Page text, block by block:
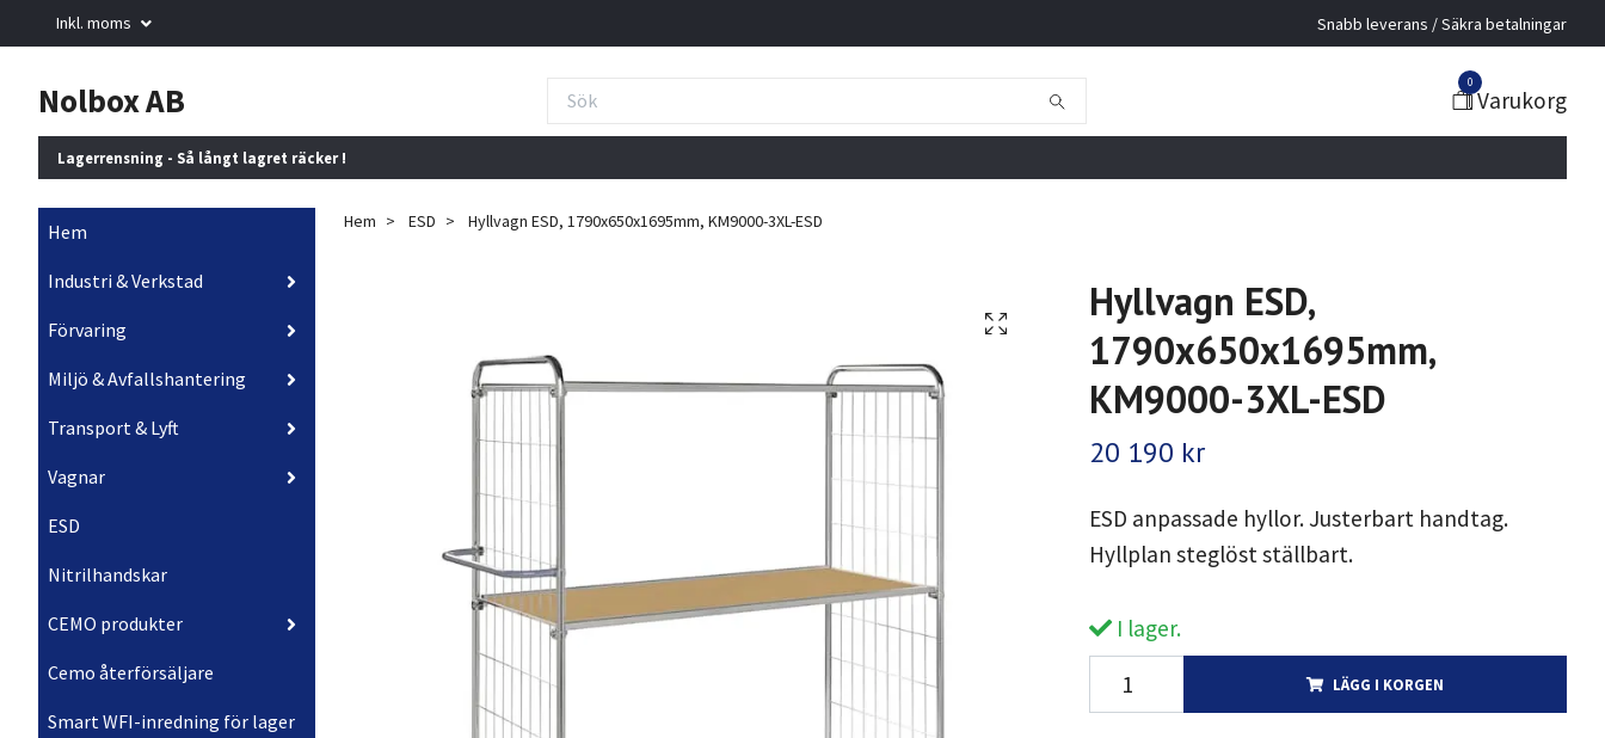
Inkl. moms Snabb leverans / Säkra betalningar
Nolbox AB 0
Varukorg
Lagerrensning - Så långt lagret räcker !
Hem
Industri & Verkstad
Förvaring
Miljö & Avfallshantering
Transport & Lyft
Vagnar
ESD
Nitrilhandskar
CEMO produkter
Cemo återförsäljare
Smart WFI-inredning för lager
Hem ESD Hyllvagn ESD, 1790x650x1695mm, KM9000-3XL-ESD
Hyllvagn ESD,
1790x650x1695mm,
KM9000-3XL-ESD
20 190 kr
ESD anpassade hyllor. Justerbart handtag.
Hyllplan steglöst ställbart.
I lager.
LÄGG I KORGEN